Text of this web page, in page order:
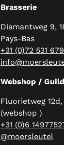
Brasserie
Diamantweg 9,
Pays-Bas
+31 (0)72 531
Webshop / Guild
Fluorietweg 12d,
(webshop )
+31 (0)6
@moersleutel